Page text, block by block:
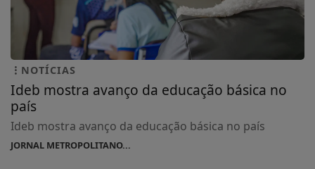
NOTÍCIAS
Ideb mostra avanço da educação básica no
país
Ideb mostra avanço da educação básica no país
JORNAL METROPOLITANO...